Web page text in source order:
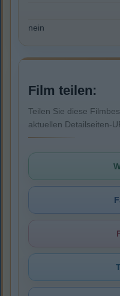
nein
Film teilen:
Teilen Sie diese
aktuellen Detailseiten-